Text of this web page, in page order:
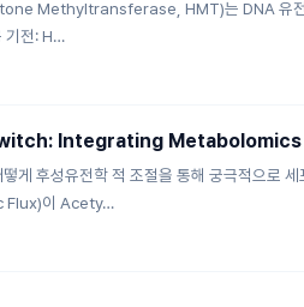
Methyltransferase, HMT)는 DNA 유전
기전: H…
Integrating
게 후성유전학 적 조절을 통해 궁극적으로
Flux)이 Acety…